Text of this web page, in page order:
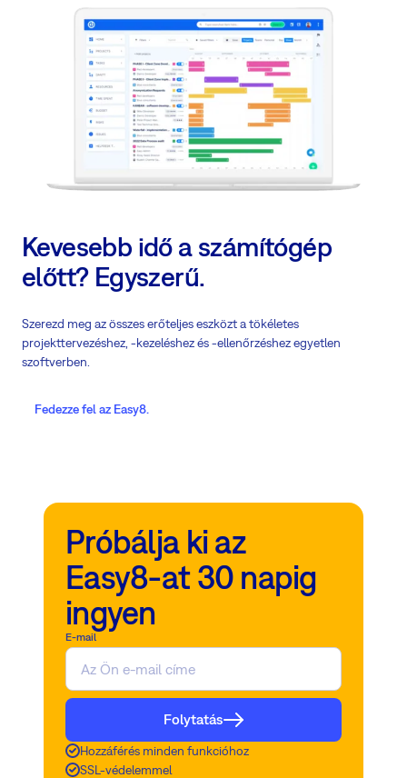
Kevesebb idő a számítógép
előtt? Egyszerű.
Szerezd meg az összes erőteljes eszközt a tökéletes
projekttervezéshez, -kezeléshez és -ellenőrzéshez egyetlen
szoftverben.
Fedezze fel az Easy8.
Próbálja ki az
Easy8-at 30 napig
ingyen
E-mail
Folytatás
Hozzáférés minden funkcióhoz
SSL-védelemmel